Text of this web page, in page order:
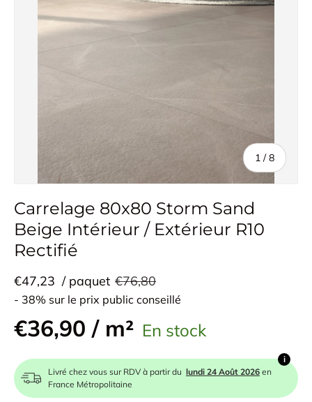
1 /de
8
Carrelage 80x80 Storm Sand
Beige Intérieur / Extérieur R10
Rectifié
€47,23 / paquet €76,80
- 38% sur le prix public conseillé
€36,90 / m² En stock
Livré chez vous sur RDV à partir du lundi 24 Août 2026en
France Métropolitaine
i